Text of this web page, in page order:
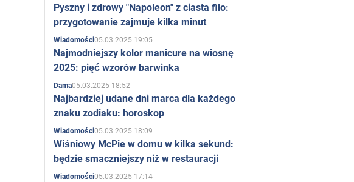
Pyszny i zdrowy "Napoleon" z ciasta filo:
przygotowanie zajmuje kilka minut
Wiadomości05.03.2025 19:05
Najmodniejszy kolor manicure na wiosnę
2025: pięć wzorów barwinka
Dama05.03.2025 18:52
Najbardziej udane dni marca dla każdego
znaku zodiaku: horoskop
Wiadomości05.03.2025 18:09
Wiśniowy McPie w domu w kilka sekund:
będzie smaczniejszy niż w restauracji
Wiadomości05.03.2025 17:14